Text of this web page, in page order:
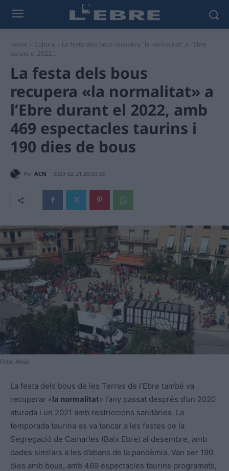
Home Cultura
La festa dels bous recupera "la normalitat" a l'Ebre
durant el 2022,...
La festa dels bous
recupera «la normalitat» a
l’Ebre durant el 2022, amb
469 espectacles taurins i
190 dies de bous
Per ACN 2023-02-21 20:00:33
Foto: Arxiu
La festa dels bous de les Terres de l’Ebre també va
recuperar «la normalitat» l’any passat després d’un 2020
aturada i un 2021 amb restriccions sanitàries. La
temporada taurina es va tancar a les festes de la
Segregació de Camarles (Baix Ebre) al desembre, amb
dades similars a les d’abans de la pandèmia. Van ser 190
dies amb bous, amb 469 espectacles taurins programats,